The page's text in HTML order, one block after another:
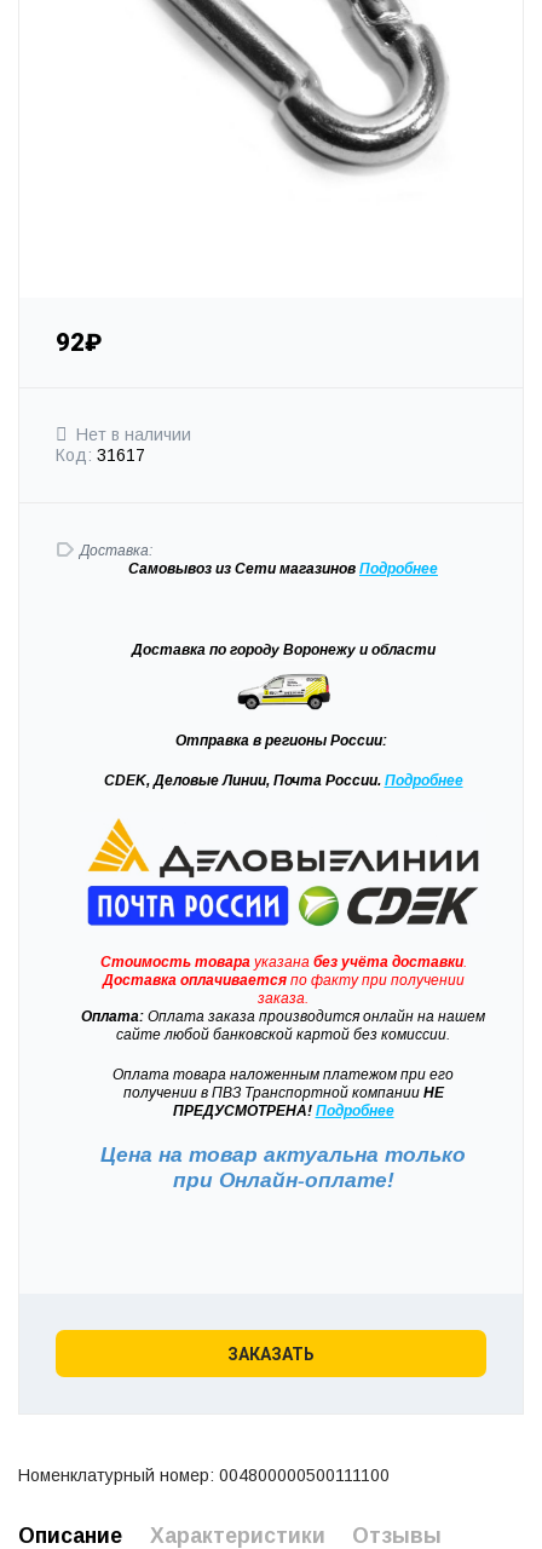
92₽
Нет в наличии
Код: 31617
Доставка:
Самовывоз из Сети магазинов Подробнее
Доставка по городу Воронежу и области
Отправка в регионы России:
CDEK, Деловые Линии, Почта России. Подробнее
Стоимость товарауказана без учёта доставки.
Доставкаоплачиваетсяпо факту при получении
заказа.
Оплата: Оплата заказа производится онлайн на нашем
сайте любой банковской картой без комиссии.
Оплата товара наложенным платежом при его
получении в ПВЗ Транспортной компанииНЕ
ПРЕДУСМОТРЕНА! Подробнее
Цена на товар актуальна только
при Онлайн-оплате!
ЗАКАЗАТЬ
Номенклатурный номер: 004800000500111100
Описание Характеристики Отзывы